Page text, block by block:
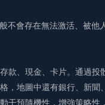
不會存在無法激活、被他
款、現金、卡片。通過
，地圖中還有銀行、新
干預隨機性，增強策略